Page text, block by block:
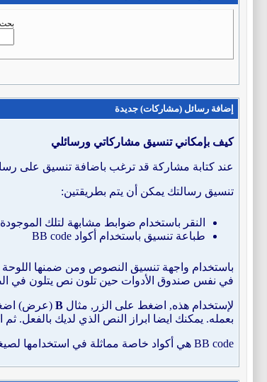
إضافة رسائل (مشاركات) جديدة
كيف بإمكاني تنسيق مشاركاتي ورسائلي
عند كتابة مشاركة قد ترغب باضافة تنسيق على
تنسيق رسالتك يمكن أن يتم بطريقتين:
النقر باستخدام ضوابط مشابهة لتلك
طباعة تنسيق باستخدام أكواد BB code
في نفس صندوق الأدوات حين تلون نص يتلون في
لإستخدام هذه, اضغط على الزر, مثال B (عرض)
بعمله. يمكنك ايضا ابراز النص الذي لديك بالفعل.
BB code هي أكواد خاصة مماثلة في استخدامها لصيغة HTML والتي يمكن استخدامها في المشاركات في المنتدى. لمشاهدة تفاصيل أكثر ودالات BB code المستخدمة هنا في المنتدى,